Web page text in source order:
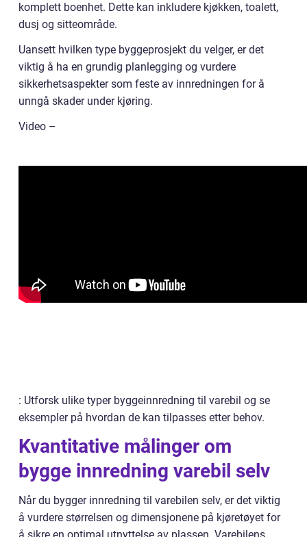
komplett boenhet. Dette kan inkludere kjøkken, toalett,
dusj og sitteområde.
Uansett hvilken type byggeprosjekt du velger, er det
viktig å ha en grundig planlegging og vurdere
sikkerhetsaspekter som feste av innredningen for å
unngå skader under kjøring.
Video –
: Utforsk ulike typer byggeinnredning til varebil og se
eksempler på hvordan de kan tilpasses etter behov.
Kvantitative målinger om
bygge innredning varebil selv
Når du bygger innredning til varebilen selv, er det viktig
å vurdere størrelsen og dimensjonene på kjøretøyet for